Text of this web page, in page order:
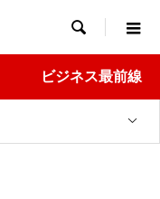

ビジネス最前線